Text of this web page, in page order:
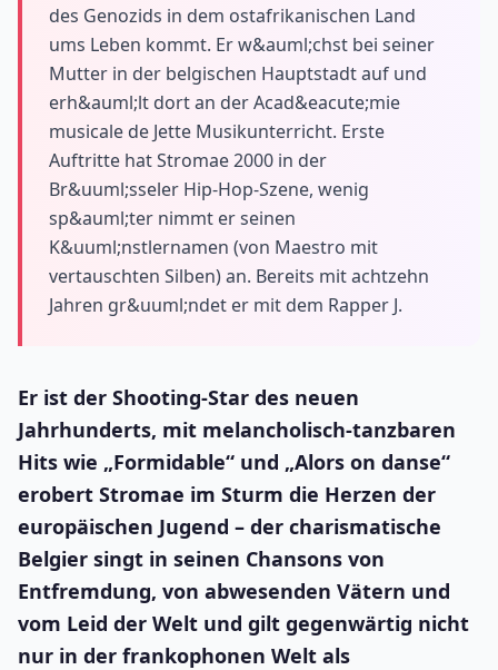
des Genozids in dem ostafrikanischen Land
ums Leben kommt. Er w&auml;chst bei seiner
Mutter in der belgischen Hauptstadt auf und
erh&auml;lt dort an der Acad&eacute;mie
musicale de Jette Musikunterricht. Erste
Auftritte hat Stromae 2000 in der
Br&uuml;sseler Hip-Hop-Szene, wenig
sp&auml;ter nimmt er seinen
K&uuml;nstlernamen (von Maestro mit
vertauschten Silben) an. Bereits mit achtzehn
Jahren gr&uuml;ndet er mit dem Rapper J.
Er ist der Shooting-Star des neuen
Jahrhunderts, mit melancholisch-tanzbaren
Hits wie „Formidable“ und „Alors on danse“
erobert Stromae im Sturm die Herzen der
europäischen Jugend – der charismatische
Belgier singt in seinen Chansons von
Entfremdung, von abwesenden Vätern und
vom Leid der Welt und gilt gegenwärtig nicht
nur in der frankophonen Welt als